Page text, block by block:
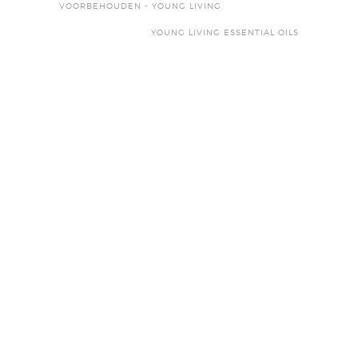
VOORBEHOUDEN - YOUNG LIVING
YOUNG LIVING ESSENTIAL OILS